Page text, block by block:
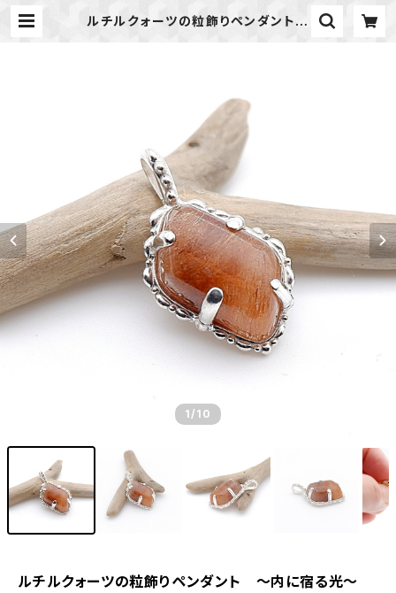
ルチルクォーツの粒飾りペンダント
1 /10
ルチルクォーツの粒飾りペンダント ～内に宿る光～